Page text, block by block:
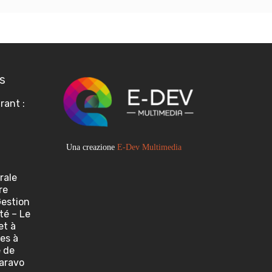
:
– Le
à
à
de
Una creazione E-Dev Multimedia